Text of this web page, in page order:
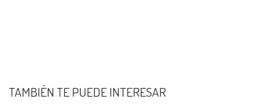
TAMBIÉN TE PUEDE INTERESAR